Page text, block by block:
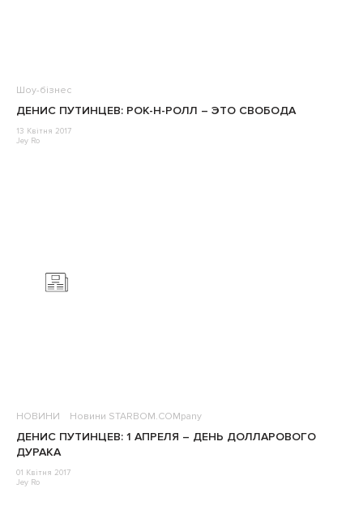
Шоу-бізнес
ДЕНИС ПУТИНЦЕВ: РОК-Н-РОЛЛ – ЭТО СВОБОДА
13 Квітня 2017
Jey Ro
НОВИНИ Новини STARBOM.COMpany
ДЕНИС ПУТИНЦЕВ: 1 АПРЕЛЯ – ДЕНЬ ДОЛЛАРОВОГО
ДУРАКА
01 Квітня 2017
Jey Ro